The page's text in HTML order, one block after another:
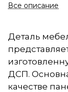
Все описание
Деталь
ДСП.
качестве